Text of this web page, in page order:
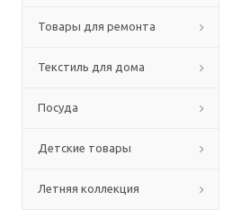
Товары для ремонта
Текстиль для дома
Посуда
Детские товары
Летняя коллекция